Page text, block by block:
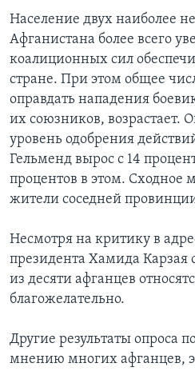
Население двух наиболее
Афганистана более всего
коалиционных сил
стране. При этом общее
оправдать нападения
их союзников, возрастает.
уровень одобрения
Гельменд вырос с 14
процентов в этом.
жители соседней
Несмотря на критику в
президента Хамида
из десяти афганцев
благожелательно.
Другие результаты опроса
мнению многих афганцев,